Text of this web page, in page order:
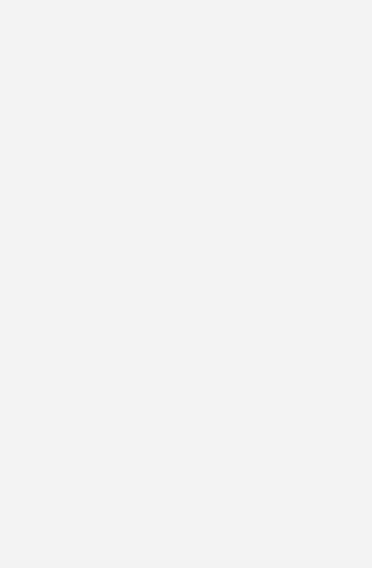
Bei den Wählern der künftigen
ist diese Unterstützung besonders
Punkte für den weiteren